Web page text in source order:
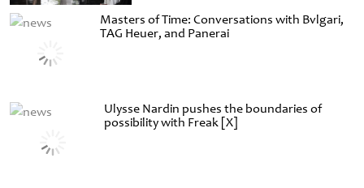
Masters of Time: Conversations with Bvlgari,
TAG Heuer, and Panerai
Ulysse Nardin pushes the boundaries of
possibility with Freak [X]